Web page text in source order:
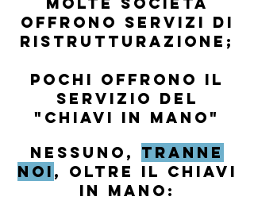
offrono servizi di
ristrutturazione;
pochi offrono il
servizio del
"CHIAVI IN MANO"
Nessuno, TRANNE
NOI , oltre il chiavi
in mano: